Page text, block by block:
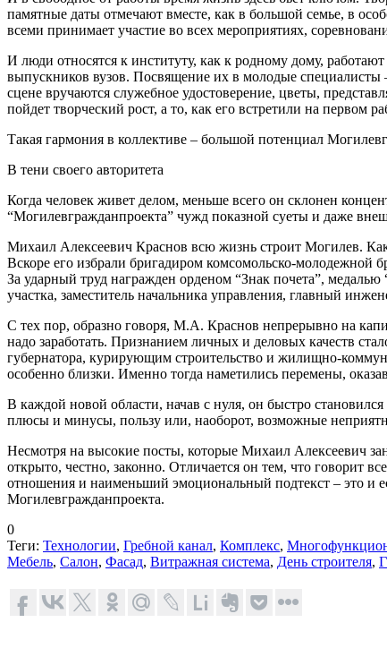
памятные даты отмечают вместе, как в большой семье, в
всеми принимает участие во всех мероприятиях,
И люди относятся к институту, как к родному дому,
выпускников вузов. Посвящение их в молодые
сцене вручаются служебное удостоверение, цветы,
пойдет творческий рост, а то, как его встретили на первом
Такая гармония в коллективе – большой потенциал
В тени своего авторитета
Когда человек живет делом, меньше всего он склонен
“Могилевгражданпроекта” чужд показной суеты и даже
Михаил Алексеевич Краснов всю жизнь строит Могилев.
Вскоре его избрали бригадиром комсомольско-молодежной
За ударный труд награжден орденом “Знак почета”,
участка, заместитель начальника управления, главный
С тех пор, образно говоря, М.А. Краснов непрерывно на
надо заработать. Признанием личных и деловых качеств
губернатора, курирующим строительство и жилищно-
особенно близки. Именно тогда наметились перемены,
В каждой новой области, начав с нуля, он быстро
плюсы и минусы, пользу или, наоборот, возможные
Несмотря на высокие посты, которые Михаил Алексеевич
открыто, честно, законно. Отличается он тем, что говорит
отношения и наименьший эмоциональный подтекст – это и
Могилевгражданпроекта.
0
Теги: Технологии, Гребной канал, Комплекс,
Мебель, Салон, Фасад, Витражная система, День строителя,